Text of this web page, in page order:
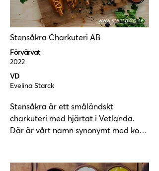
BRC. Vi är även certifierade för
hantering och produktion av MSC-,
ASC-, EU-ekologiska och KRAV-
märkta produkter.
Vi är stolt producent för ett flertal av
Skandinaviens största
livsmedelsföretag och
Läs mer om bolaget på deras
hemsida: www.orneborgs.se
www.stensakra.se
Stensåkra Charkuteri AB
Förvärvat
2022
VD
Evelina Starck
Stensåkra är ett småländskt
charkuteri med hjärtat i Vetlanda.
Där är vårt namn synonymt med korv
tillverkar våra korvar så som vi själva